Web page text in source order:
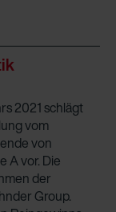
2021 schlägt
vom
von
A vor. Die
der
Group.